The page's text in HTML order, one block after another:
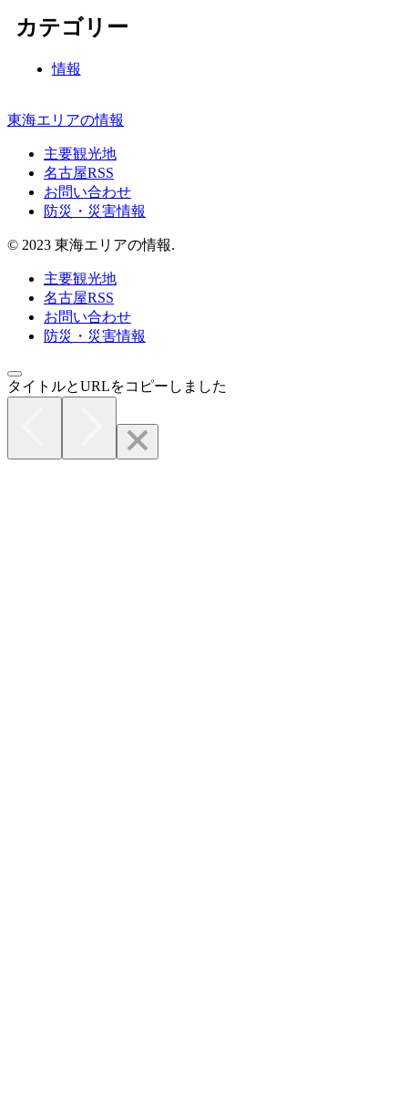
カテゴリー
情報
東海エリアの情報
主要観光地
名古屋RSS
お問い合わせ
防災・災害情報
© 2023 東海エリアの情報.
主要観光地
名古屋RSS
お問い合わせ
防災・災害情報
タイトルとURLをコピーしました